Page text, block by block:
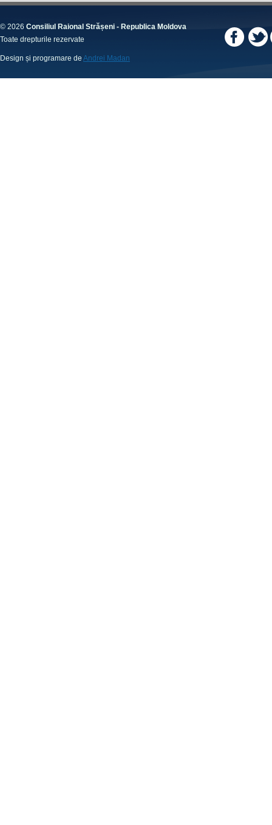
© 2026 Consiliul Raional Strășeni - Republica Moldova
Toate drepturile rezervate
Design și programare de Andrei Madan